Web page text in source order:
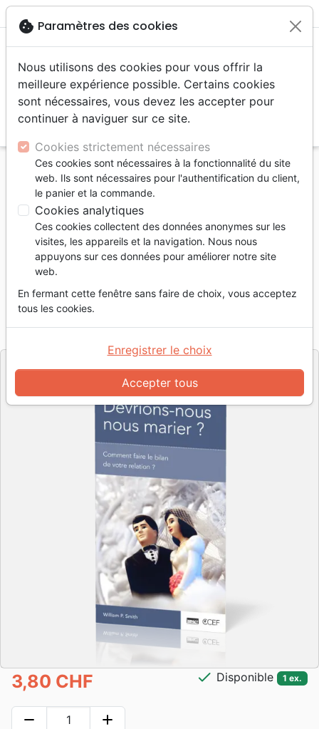
menu
Accueil Livres Famille, couple
Mariage
Devrions-nous nous marier ? - Comment faire le
bilan de votre relation ? [brochure CCEF]
Devrions-nous nous marier ?
Comment faire le bilan de votre relation
? [brochure CCEF]
Auteur :William P. Smith
3,80 CHF check Disponible 1 ex.
remove add
cookie Paramètres des cookies
Nous utilisons des cookies pour vous offrir la
meilleure expérience possible. Certains cookies
sont nécessaires, vous devez les accepter pour
continuer à naviguer sur ce site.
Cookies strictement nécessaires
Ces cookies sont nécessaires à la fonctionnalité du site
web. Ils sont nécessaires pour l'authentification du client,
le panier et la commande.
Cookies analytiques
Ces cookies collectent des données anonymes sur les
visites, les appareils et la navigation. Nous nous
appuyons sur ces données pour améliorer notre site
web.
En fermant cette fenêtre sans faire de choix, vous acceptez
tous les cookies.
Accepter tous
Enregistrer le choix